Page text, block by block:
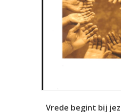
Vrede begint bij